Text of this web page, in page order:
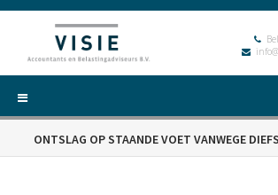
ONTSLAG OP STAANDE VOET VANWEGE